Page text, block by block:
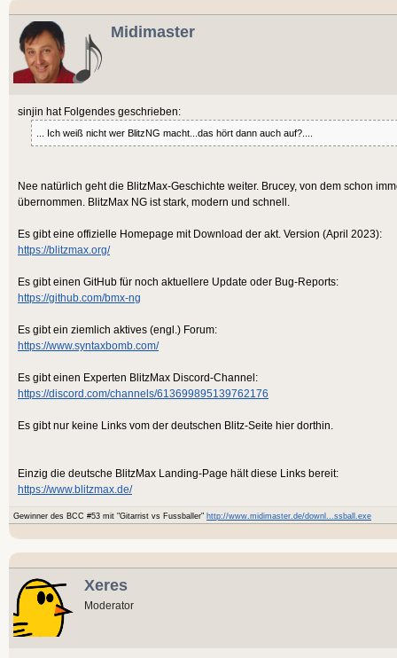
Midimaster
sinjin hat Folgendes geschrieben:
... Ich weiß nicht wer BlitzNG macht...das hört dann auch auf?....
Nee natürlich geht die BlitzMax-Geschichte weiter. Brucey, von dem schon
übernommen. BlitzMax NG ist stark, modern und schnell.
Es gibt eine offizielle Homepage mit Download der akt. Version (April 2023):
https://blitzmax.org/
Es gibt einen GitHub für noch aktuellere Update oder Bug-Reports:
https://github.com/bmx-ng
Es gibt ein ziemlich aktives (engl.) Forum:
https://www.syntaxbomb.com/
Es gibt einen Experten BlitzMax Discord-Channel:
https://discord.com/channels/613699895139762176
Es gibt nur keine Links vom der deutschen Blitz-Seite hier dorthin.
Einzig die deutsche BlitzMax Landing-Page hält diese Links bereit:
https://www.blitzmax.de/
Gewinner des BCC #53 mit "Gitarrist vs Fussballer" http://www.midimaster.de/downl...ssball.exe
Xeres
Moderator